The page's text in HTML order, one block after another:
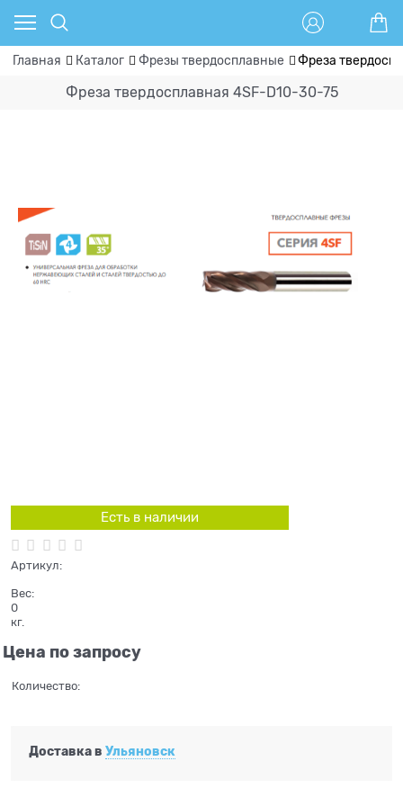
Главная Каталог Фрезы твердосплавные Фреза
Фреза твердосплавная 4SF-D10-30-75
Есть в наличии
Артикул:
Вес:
0
кг.
Цена по запросу
Количество:
Доставка в Ульяновск